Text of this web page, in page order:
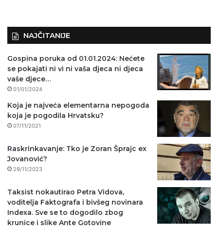
NAJČITANIJE
Gospina poruka od 01.01.2024: Nećete
se pokajati ni vi ni vaša djeca ni djeca
vaše djece…
01/01/2024
Koja je najveća elementarna nepogoda
koja je pogodila Hrvatsku?
07/11/2021
Raskrinkavanje: Tko je Zoran Šprajc ex
Jovanović?
29/11/2023
Taksist nokautirao Petra Vidova,
voditelja Faktografa i bivšeg novinara
Indexa. Sve se to dogodilo zbog
krunice i slike Ante Gotovine